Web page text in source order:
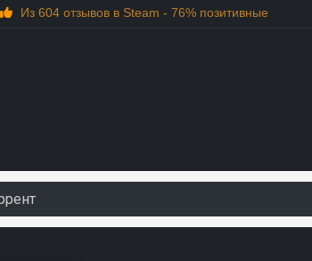
Из 604 отзывов в Steam - 76% позитивные